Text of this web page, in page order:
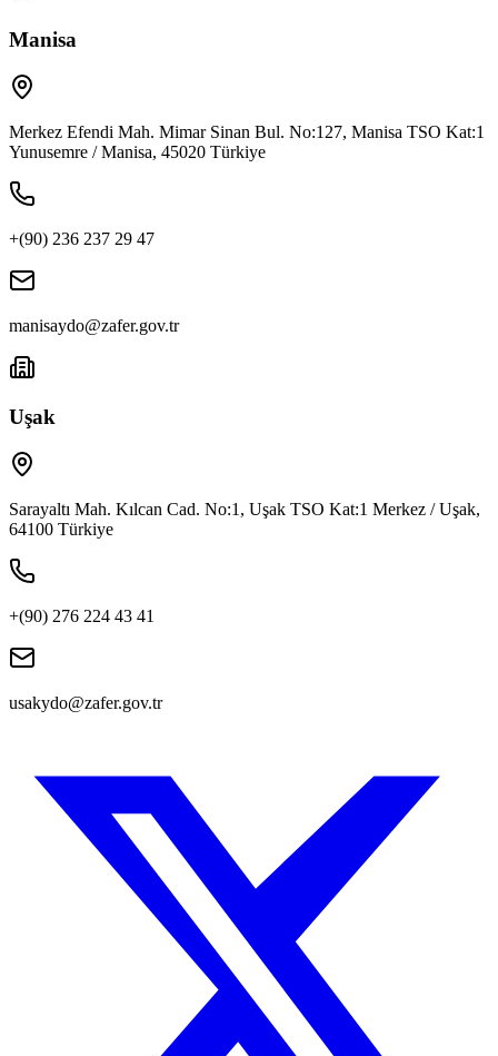
Manisa
Merkez Efendi Mah. Mimar Sinan Bul. No:127, Manisa TSO Kat:1
Yunusemre / Manisa, 45020 Türkiye
+(90) 236 237 29 47
manisaydo@zafer.gov.tr
Uşak
Sarayaltı Mah. Kılcan Cad. No:1, Uşak TSO Kat:1 Merkez / Uşak,
64100 Türkiye
+(90) 276 224 43 41
usakydo@zafer.gov.tr